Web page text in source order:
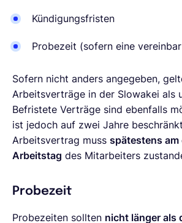
Kündigungsfristen
Probezeit (sofern eine
Sofern nicht anders angegeben,
Arbeitsverträge in der Slowakei als
Befristete Verträge sind ebenfalls
ist jedoch auf zwei Jahre
Arbeitsvertrag muss spätestens am
Arbeitstag des Mitarbeiters
Probezeit
Probezeiten sollten nicht länger als